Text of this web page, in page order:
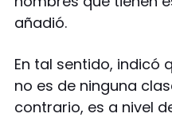
añadió.
En tal sentido, indicó
no es de ninguna
contrario, es a nivel